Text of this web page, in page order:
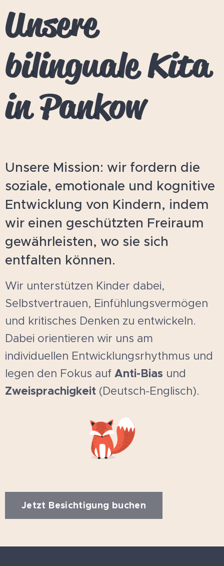
Unsere
bilinguale Kita
in Pankow
Unsere Mission: wir fordern die
soziale, emotionale und kognitive
Entwicklung von Kindern, indem
wir einen geschützten Freiraum
gewährleisten, wo sie sich
entfalten können.
Wir unterstützen Kinder dabei,
Selbstvertrauen, Einfühlungsvermögen
und kritisches Denken zu entwickeln.
Dabei orientieren wir uns am
individuellen Entwicklungsrhythmus und
legen den Fokus auf Anti-Bias und
Zweisprachigkeit (Deutsch-Englisch).
Jetzt Besichtigung buchen